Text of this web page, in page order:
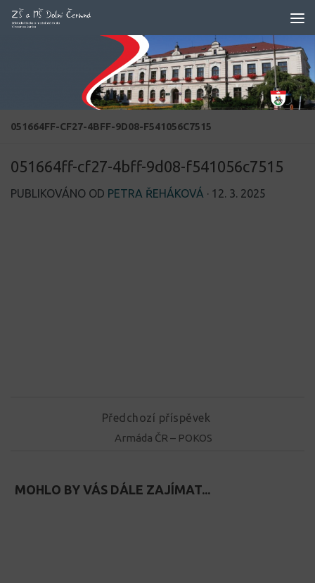
Skip to content
051664FF-CF27-4BFF-9D08-F541056C7515
051664ff-cf27-4bff-9d08-f541056c7515
PUBLIKOVÁNO OD PETRA ŘEHÁKOVÁ · 12. 3. 2025
Předchozí příspěvek
Armáda ČR – POKOS
MOHLO BY VÁS DÁLE ZAJÍMAT...